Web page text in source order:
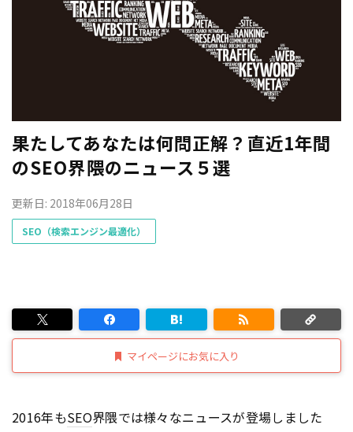
果たしてあなたは何問正解？直近1年間
のSEO界隈のニュース５選
更新日: 2018年06月28日
SEO（検索エンジン最適化）
マイページにお気に入り
2016年もSEO界隈では様々なニュースが登場しました